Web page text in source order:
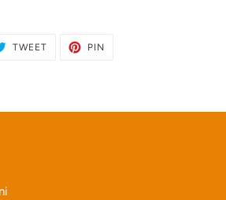
TWEET TWITTA
PIN